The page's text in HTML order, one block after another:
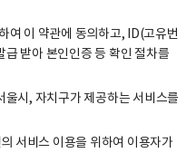
여 이 약관에 동의하고, ID(고유번
받아 본인인증 등 확인 절차를
울시, 자치구가 제공하는 서비스를
서비스 이용을 위하여 이용자가